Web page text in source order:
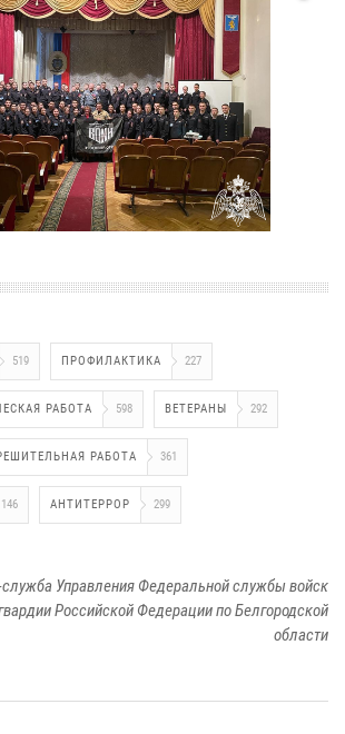
519 ПРОФИЛАКТИКА 227
РАБОТА 598 ВЕТЕРАНЫ 292
РАБОТА 361
146 АНТИТЕРРОР 299
Управления Федеральной службы войск
Российской Федерации по Белгородской
области